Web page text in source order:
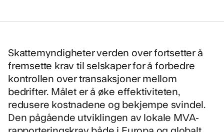
Skattemyndigheter verden over fortsetter å
fremsette krav til selskaper for å forbedre
kontrollen over transaksjoner mellom
bedrifter. Målet er å øke effektiviteten,
redusere kostnadene og bekjempe svindel.
Den pågående utviklingen av lokale MVA-